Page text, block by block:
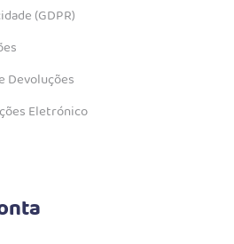
(GDPR)
Devoluções
Eletrónico